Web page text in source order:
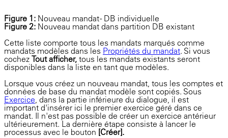
Figure 1: Nouveau mandat - DB individuelle
Figure 2: Nouveau mandat dans partition DB existant
Cette liste comporte tous les mandats marqués comme
mandats modèles dans les Propriétés du mandat. Si vous
cochez Tout afficher, tous les mandats existants seront
disponibles dans la liste en tant que modèles.
Lorsque vous créez un nouveau mandat, tous les comptes et
données de base du mandat modèle sont copiés. Sous
Exercice, dans la partie inférieure du dialogue, il est
important d'insérer ici le premier exercice géré dans ce
mandat. Il n'est pas possible de créer un exercice antérieur
ultérieurement. La dernière étape consiste à lancer le
processus avec le bouton [Créer].